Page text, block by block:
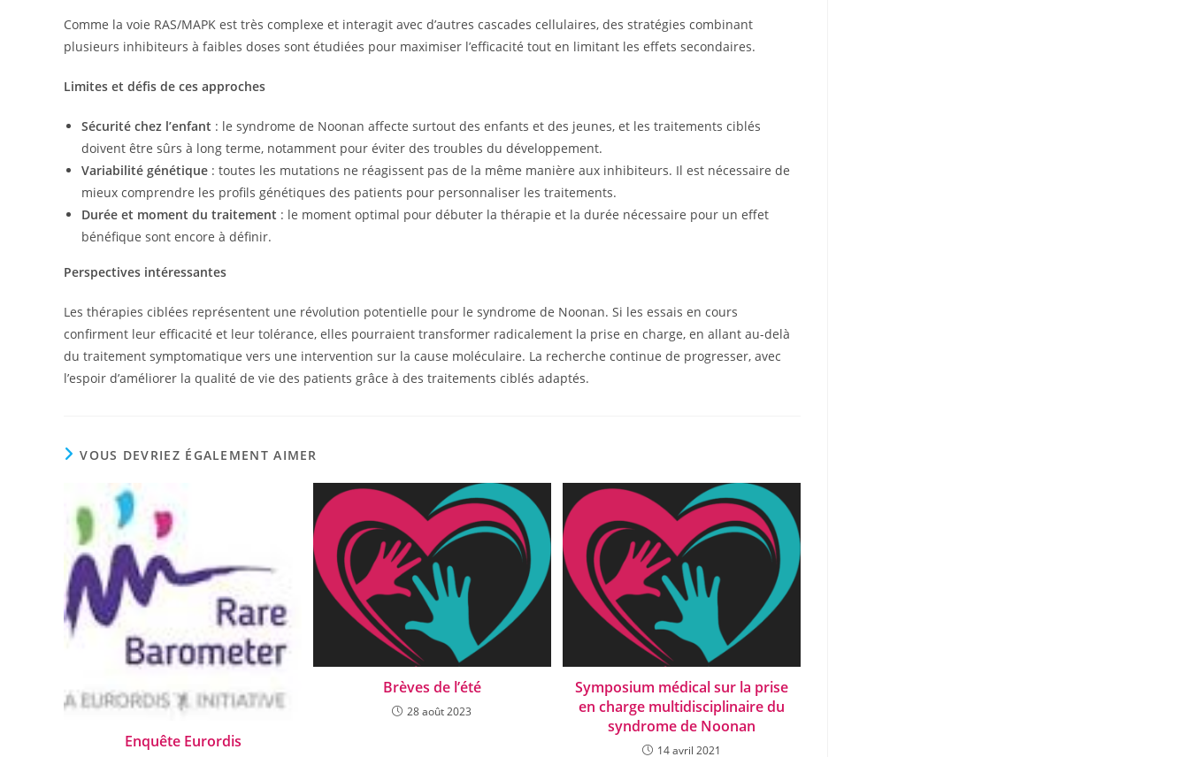
Comme la voie RAS/MAPK est très complexe et interagit avec d’autres cascades cellulaires, des stratégies combinant
plusieurs inhibiteurs à faibles doses sont étudiées pour maximiser l’efficacité tout en limitant les effets secondaires.
Limites et défis de ces approches
Sécurité chez l’enfant : le syndrome de Noonan affecte surtout des enfants et des jeunes, et les traitements ciblés
doivent être sûrs à long terme, notamment pour éviter des troubles du développement.
Variabilité génétique : toutes les mutations ne réagissent pas de la même manière aux inhibiteurs. Il est nécessaire de
mieux comprendre les profils génétiques des patients pour personnaliser les traitements.
Durée et moment du traitement : le moment optimal pour débuter la thérapie et la durée nécessaire pour un effet
bénéfique sont encore à définir.
Perspectives intéressantes
Les thérapies ciblées représentent une révolution potentielle pour le syndrome de Noonan. Si les essais en cours
confirment leur efficacité et leur tolérance, elles pourraient transformer radicalement la prise en charge, en allant au-delà
du traitement symptomatique vers une intervention sur la cause moléculaire. La recherche continue de progresser, avec
l’espoir d’améliorer la qualité de vie des patients grâce à des traitements ciblés adaptés.
VOUS DEVRIEZ ÉGALEMENT AIMER
Enquête Eurordis
Brèves de l’été
28 août 2023
Symposium médical sur la prise
en charge multidisciplinaire du
syndrome de Noonan
14 avril 2021